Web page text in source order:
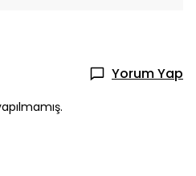
Yorum Yap